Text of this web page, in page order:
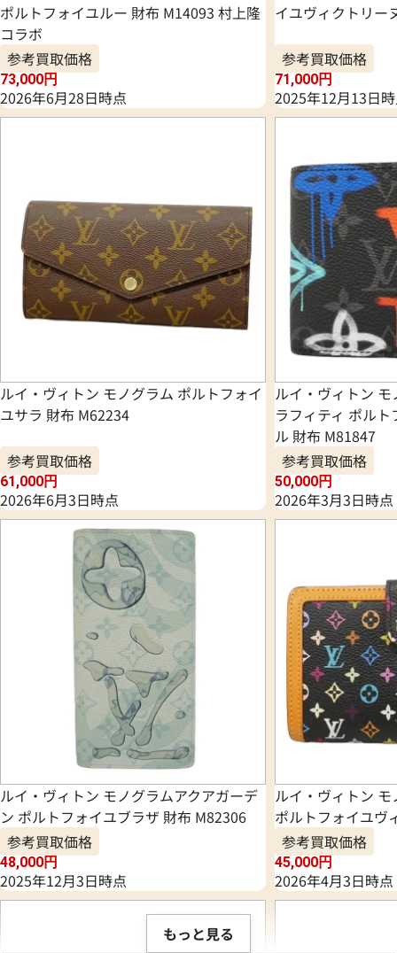
ポルトフォイユルー 財布 M14093 村上隆
コラボ
参考買取価格
73,000円
2026年6月28日時点
イユヴィクトリー
参考買取価格
71,000円
2025年12月13日
ルイ・ヴィトン モノグラム ポルトフォイ
ユサラ 財布 M62234
参考買取価格
61,000円
2026年6月3日時点
ルイ・ヴィトン
ラフィティ ポル
ル 財布 M81847
参考買取価格
50,000円
2026年3月3日時点
ルイ・ヴィトン モノグラムアクアガーデ
ン ポルトフォイユブラザ 財布 M82306
参考買取価格
48,000円
2025年12月3日時点
ルイ・ヴィトン
ポルトフォイユヴ
参考買取価格
45,000円
2026年4月3日時点
もっと見る